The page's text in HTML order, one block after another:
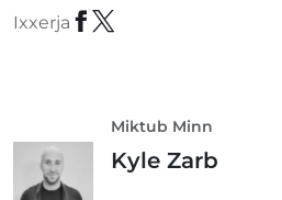
Ixxerja
Miktub Minn
Kyle Zarb